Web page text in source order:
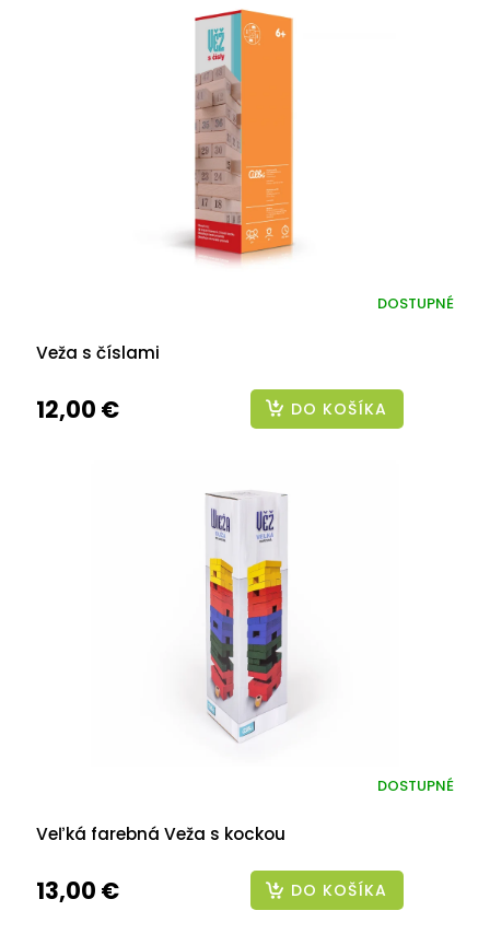
Veža s číslami
DOSTUPNÉ
12,00 € DO KOŠÍKA
Veľká farebná Veža s kockou
DOSTUPNÉ
13,00 € DO KOŠÍKA